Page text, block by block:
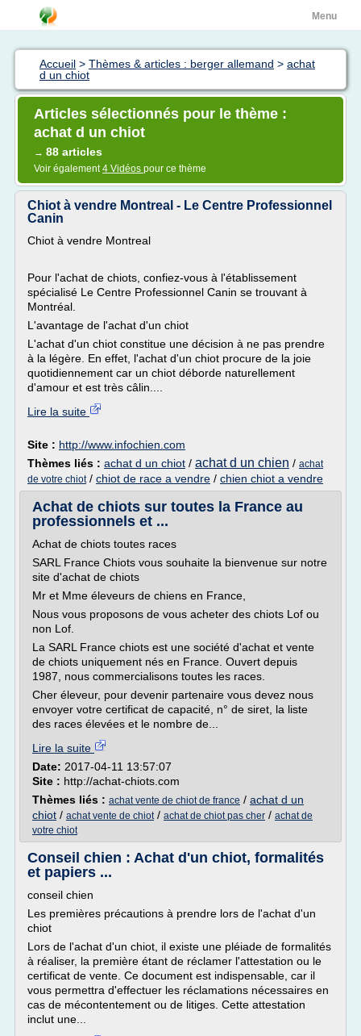
Menu
Accueil > Thèmes & articles : berger allemand > achat
d un chiot
Articles sélectionnés pour le thème :
achat d un chiot
→ 88 articles
Voir également4 Vidéos pour ce thème
Chiot à vendre Montreal - Le Centre Professionnel
Canin
Chiot à vendre Montreal
Pour l'achat de chiots, confiez-vous à l'établissement
spécialisé Le Centre Professionnel Canin se trouvant à
Montréal.
L'avantage de l'achat d'un chiot
L'achat d'un chiot constitue une décision à ne pas prendre
à la légère. En effet, l'achat d'un chiot procure de la joie
quotidiennement car un chiot déborde naturellement
d'amour et est très câlin....
Lire la suite
Site : http://www.infochien.com
Thèmes liés : achat d un chiot / achat d un chien / achat
de votre chiot/ chiot de race a vendre / chien chiot a vendre
Achat de chiots sur toutes la France au
professionnels et ...
Achat de chiots toutes races
SARL France Chiots vous souhaite la bienvenue sur notre
site d'achat de chiots
Mr et Mme éleveurs de chiens en France,
Nous vous proposons de vous acheter des chiots Lof ou
non Lof.
La SARL France chiots est une société d'achat et vente
de chiots uniquement nés en France. Ouvert depuis
1987, nous commercialisons toutes les races.
Cher éleveur, pour devenir partenaire vous devez nous
envoyer votre certificat de capacité, n° de siret, la liste
des races élevées et le nombre de...
Lire la suite
Date: 2017-04-11 13:57:07
Site : http://achat-chiots.com
Thèmes liés : achat vente de chiot de france / achat d un
chiot / achat vente de chiot/ achat de chiot pas cher / achat de
votre chiot
Conseil chien : Achat d'un chiot, formalités
et papiers ...
conseil chien
Les premières précautions à prendre lors de l'achat d'un
chiot
Lors de l'achat d'un chiot, il existe une pléiade de formalités
à réaliser, la première étant de réclamer l'attestation ou le
certificat de vente. Ce document est indispensable, car il
vous permettra d'effectuer les réclamations nécessaires en
cas de mécontentement ou de litiges. Cette attestation
inclut une...